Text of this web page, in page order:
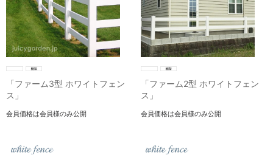
「ファーム3型 ホワイトフェン
ス」
会員価格は会員様のみ公開
「ファーム2型 ホワイトフェン
ス」
会員価格は会員様のみ公開